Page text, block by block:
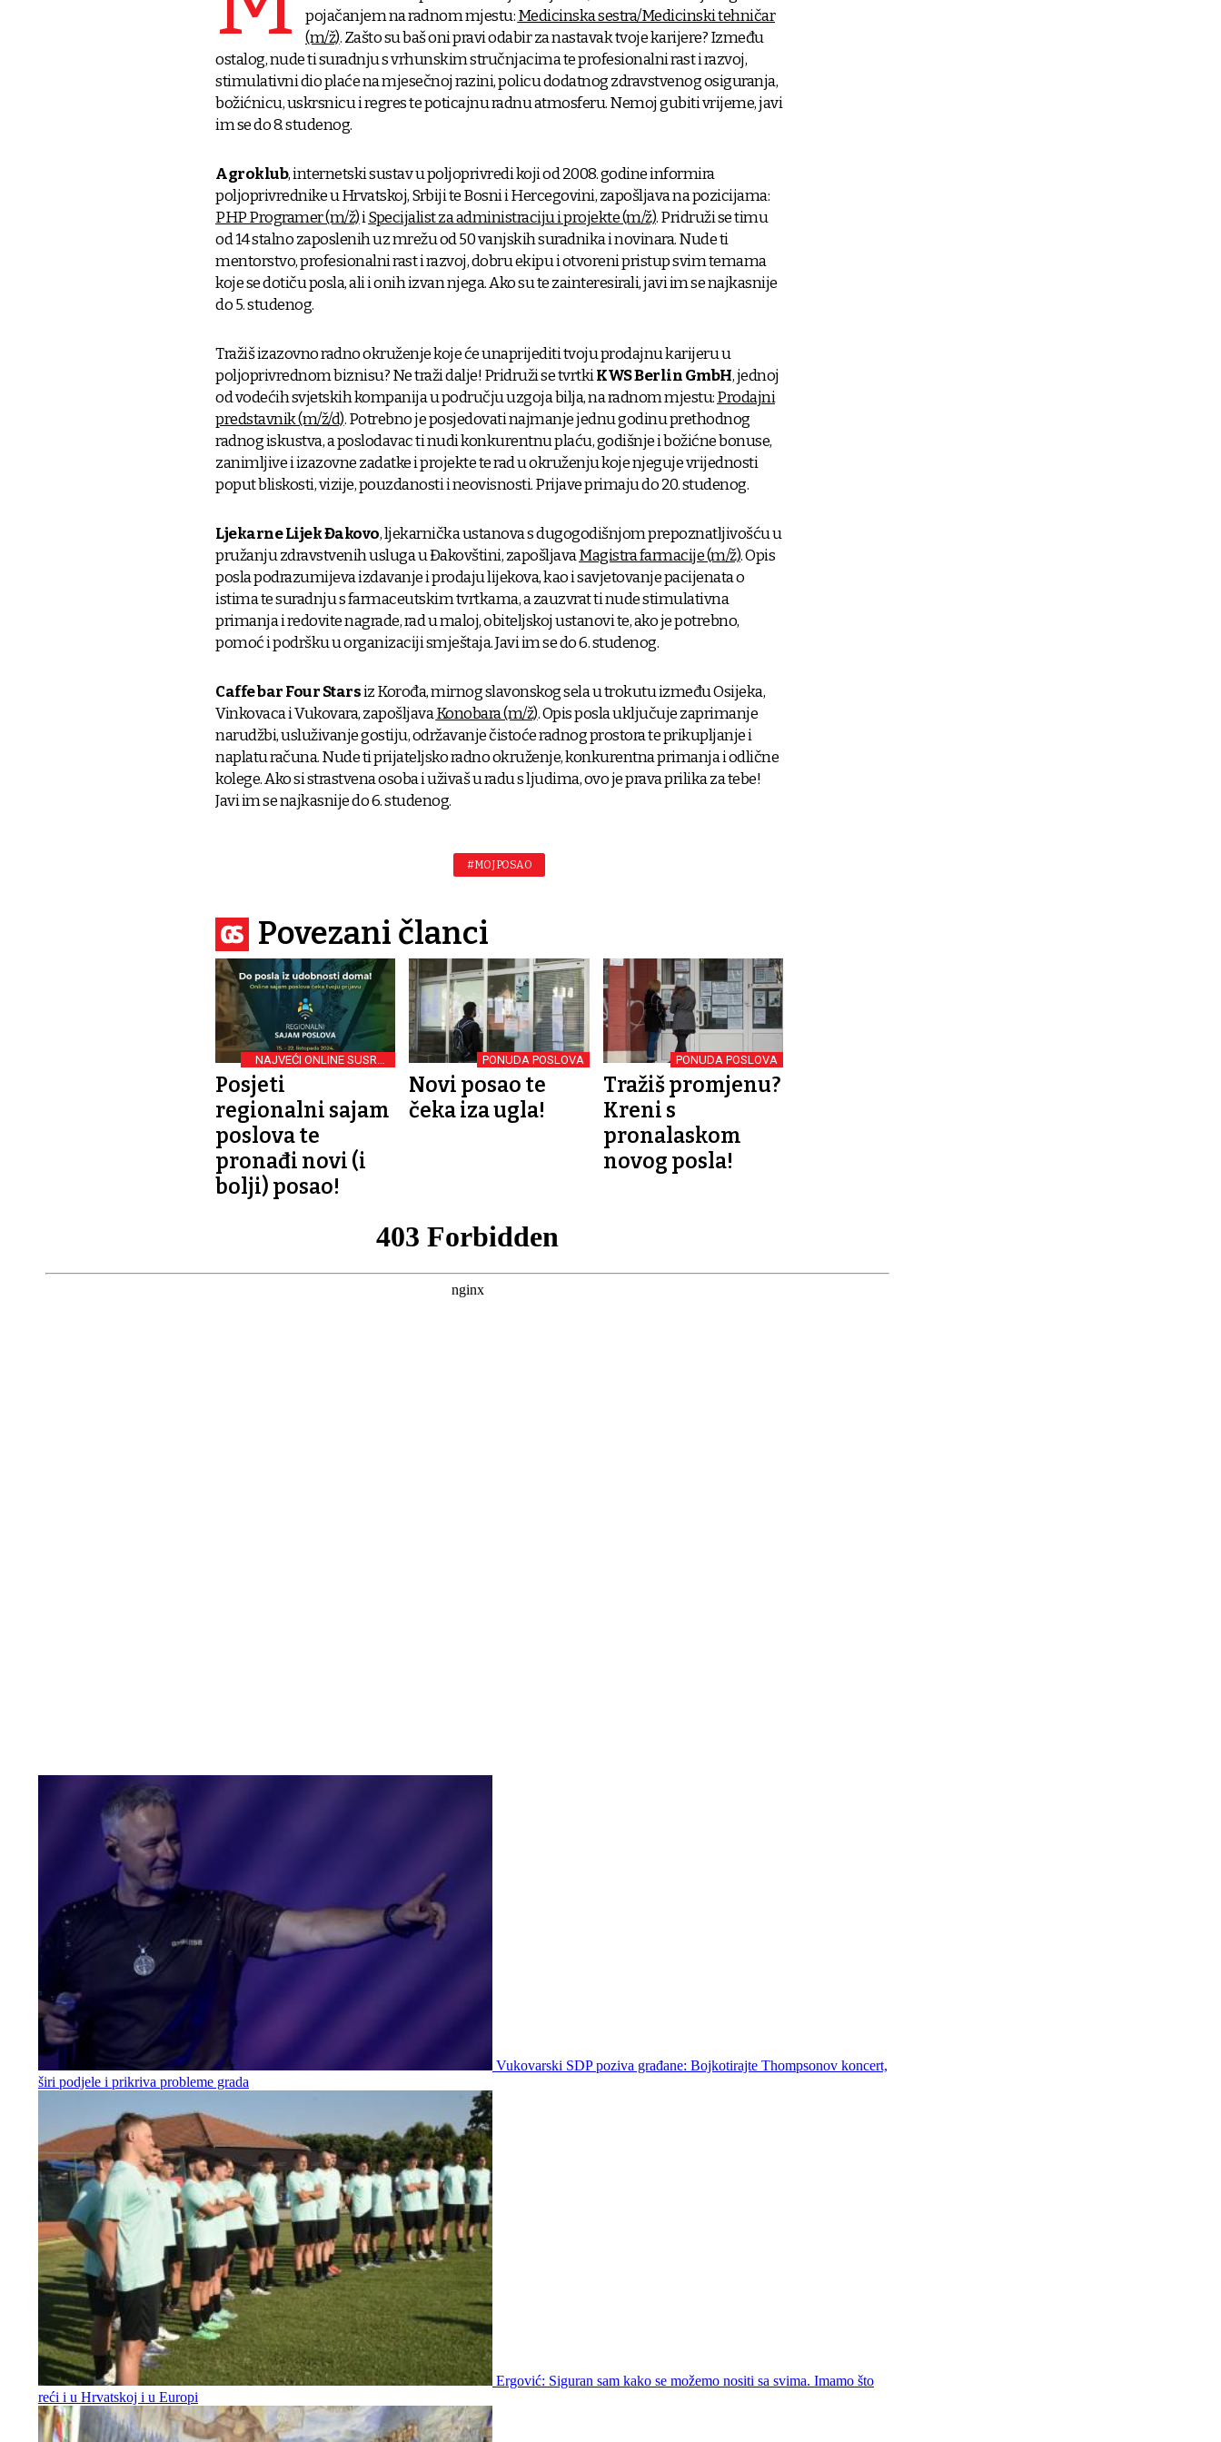
pojačanjem na radnom mjestu:Medicinska sestra/Medicinski tehničar
(m/ž). Zašto su baš oni pravi odabir za nastavak tvoje karijere? Između
ostalog, nude ti suradnju s vrhunskim stručnjacima te profesionalni rast i razvoj,
stimulativni dio plaće na mjesečnoj razini, policu dodatnog zdravstvenog osiguranja,
božićnicu, uskrsnicu i regres te poticajnu radnu atmosferu. Nemoj gubiti vrijeme, javi
im se do 8. studenog.
Agroklub, internetski sustav u poljoprivredi koji od 2008. godine informira
poljoprivrednike u Hrvatskoj, Srbiji te Bosni i Hercegovini, zapošljava na pozicijama:
PHP Programer (m/ž)iSpecijalist za administraciju i projekte (m/ž). Pridruži se timu
od 14 stalno zaposlenih uz mrežu od 50 vanjskih suradnika i novinara. Nude ti
mentorstvo, profesionalni rast i razvoj, dobru ekipu i otvoreni pristup svim temama
koje se dotiču posla, ali i onih izvan njega. Ako su te zainteresirali, javi im se najkasnije
do 5. studenog.
Tražiš izazovno radno okruženje koje će unaprijediti tvoju prodajnu karijeru u
poljoprivrednom biznisu? Ne traži dalje! Pridruži se tvrtkiKWS Berlin GmbH, jednoj
od vodećih svjetskih kompanija u području uzgoja bilja, na radnom mjestu:Prodajni
predstavnik (m/ž/d). Potrebno je posjedovati najmanje jednu godinu prethodnog
radnog iskustva, a poslodavac ti nudi konkurentnu plaću, godišnje i božićne bonuse,
zanimljive i izazovne zadatke i projekte te rad u okruženju koje njeguje vrijednosti
poput bliskosti, vizije, pouzdanosti i neovisnosti. Prijave primaju do 20. studenog.
Ljekarne Lijek Đakovo, ljekarnička ustanova s dugogodišnjom prepoznatljivošću u
pružanju zdravstvenih usluga u Đakovštini, zapošljavaMagistra farmacije (m/ž). Opis
posla podrazumijeva izdavanje i prodaju lijekova, kao i savjetovanje pacijenata o
istima te suradnju s farmaceutskim tvrtkama, a zauzvrat ti nude stimulativna
primanja i redovite nagrade, rad u maloj, obiteljskoj ustanovi te, ako je potrebno,
pomoć i podršku u organizaciji smještaja. Javi im se do 6. studenog.
Caffe bar Four Starsiz Korođa, mirnog slavonskog sela u trokutu između Osijeka,
Vinkovaca i Vukovara, zapošljavaKonobara (m/ž). Opis posla uključuje zaprimanje
narudžbi, usluživanje gostiju, održavanje čistoće radnog prostora te prikupljanje i
naplatu računa. Nude ti prijateljsko radno okruženje, konkurentna primanja i odlične
kolege. Ako si strastvena osoba i uživaš u radu s ljudima, ovo je prava prilika za tebe!
Javi im se najkasnije do 6. studenog.
#MOJ POSAO
Povezani članci
NAJVEĆI ONLINE SUSRET
POSLODAVACA
Posjeti
regionalni sajam
poslova te
pronađi novi (i
bolji) posao!
PONUDA POSLOVA
Novi posao te
čeka iza ugla!
PONUDA POSLOVA
Tražiš promjenu?
Kreni s
pronalaskom
novog posla!
Vukovarski SDP poziva građane: Bojkotirajte Thompsonov koncert,
širi podjele i prikriva probleme grada
Ergović: Siguran sam kako se možemo nositi sa svima. Imamo što
reći i u Hrvatskoj i u Europi